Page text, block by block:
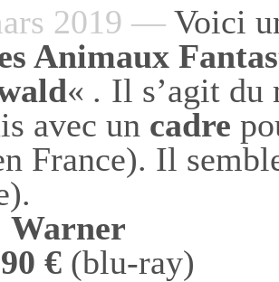
2019 — Voici
Animaux
« . Il s’agit du
avec un cadre
France). Il
Warner
€ (blu-ray)